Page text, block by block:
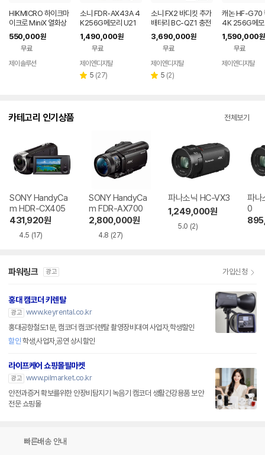
HIKMICRO 하이크마
이크로 MiniX 열화상
카메라
550,000원
무료
제이솔루션
소니 FDR-AX43A 4
K256G메모리 U21
가방외 4K캠코더 광학
20배
1,490,000원
무료
제이엔디지탈
별 5 리
(27)
소니 FX2 바디킷 추가
배터리 BC-QZ1 충전
기 시네마라인 캠코더 I
LME-FX2
3,690,000원
무료
제이엔디지탈
별 5 리
(2)
캐논 HF-G70
4K 256G메모
각대 가방외7
지 전문가용 하
1,590,000원
무료
제이엔디지탈
카테고리 인기상품 전체보기
SONY HandyCa
m HDR-CX405
431,920원
4.5 (17)
SONY HandyCa
m FDR-AX700
2,800,000원
4.8 (27)
파나소닉 HC-VX3
1,249,000원
5.0 (2)
파나
0
파워링크 광고 가입신청
홍대 캠코더 키렌탈
광고 www.keyrental.co.kr
홍대공항철도1분, 캠코더 캠코더렌탈 촬영장비대여 사업자,학생할인
할인 학생,사업자,공연 상시할인
라이프케어 쇼핑몰필마켓
광고 www.pilmarket.co.kr
안전과증거 확보를위한 안장비탐지기 녹음기 캠코더 생활건강용품 보안
전문 쇼핑몰
빠른배송 안내